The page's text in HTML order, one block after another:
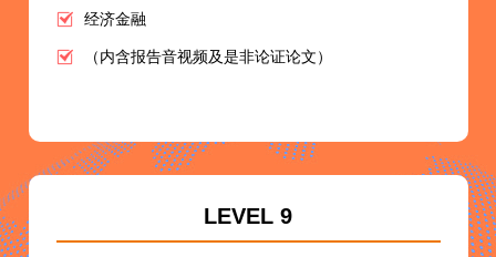
经济金融
（内含报告音视频及是非论证论文）
LEVEL 9